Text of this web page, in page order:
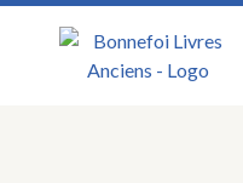
Aller